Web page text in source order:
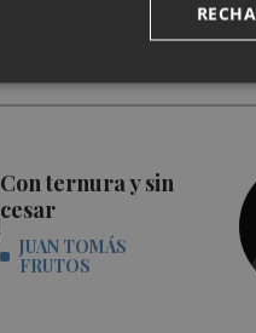
Con ternura y sin
cesar
JUAN TOMÁS
FRUTOS